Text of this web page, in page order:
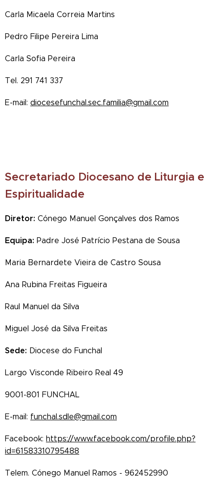
Carla Micaela Correia Martins
Pedro Filipe Pereira Lima
Carla Sofia Pereira
Tel. 291 741 337
E-mail: diocesefunchal.sec.familia@gmail.com
Secretariado Diocesano de Liturgia e
Espiritualidade
Diretor: Cónego Manuel Gonçalves dos Ramos
Equipa: Padre José Patrício Pestana de Sousa
Maria Bernardete Vieira de Castro Sousa
Ana Rubina Freitas Figueira
Raul Manuel da Silva
Miguel José da Silva Freitas
Sede: Diocese do Funchal
Largo Visconde Ribeiro Real 49
9001-801 FUNCHAL
E-mail: funchal.sdle@gmail.com
Facebook: https://www.facebook.com/profile.php?
id=61583310795488
Telem. Cónego Manuel Ramos - 962452990